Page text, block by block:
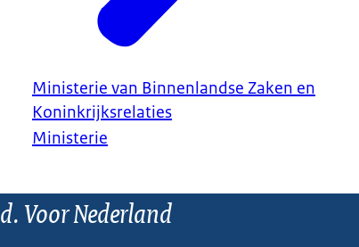
Ministerie van Binnenlandse Zaken en
Koninkrijksrelaties
Ministerie
Voor Nederland